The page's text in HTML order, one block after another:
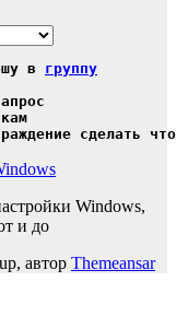
в группу
сделать
Windows,
и до
автор Themeansar